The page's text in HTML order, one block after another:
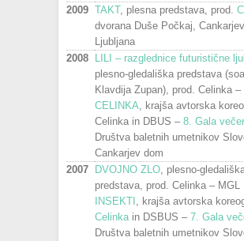
2009 TAKT, plesna predstava, prod.
dvorana Duše Počkaj, Cankarjev
Ljubljana
2008 LILI – razglednice futuristične
plesno-gledališka predstava
Klavdija Zupan), prod. Celinka –
CELINKA , krajša avtorska
Celinka in DBUS – 8. Gala večer
Društva baletnih umetnikov
Cankarjev dom
2007 DVOJNO ZLO , plesno-
predstava, prod. Celinka – MGL
INSEKTI , krajša avtorska
Celinka in DSBUS – 7. Gala
Društva baletnih umetnikov